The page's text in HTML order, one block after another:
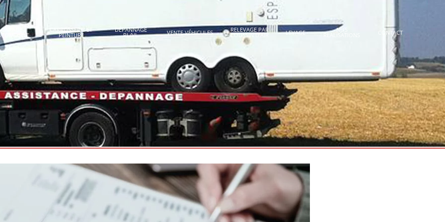
GARAGE CARROSSERIE ET
PEINTURE
DÉPANNAGE
PL/VL VENTE VÉHICULES RELEVAGE PAR
COUSSIN D’AIR LEVAGE NOS
RÉALISATIONS CONTACT